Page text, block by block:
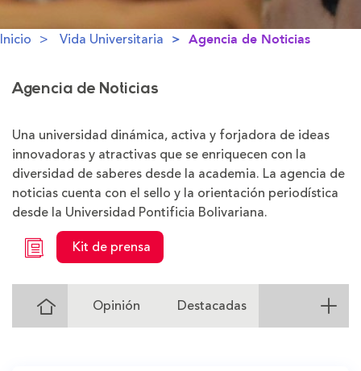
Inicio Vida Universitaria Agencia de Noticias
Agencia de Noticias
Una universidad dinámica, activa y forjadora de ideas
innovadoras y atractivas que se enriquecen con la
diversidad de saberes desde la academia. La agencia de
noticias cuenta con el sello y la orientación periodística
desde la Universidad Pontificia Bolivariana.
Kit de prensa
Ir
al
Opinión Destacadas